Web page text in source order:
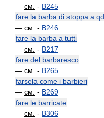
— см. - B245
fare la barba di stoppa a qd
— см. - B246
fare la barba a tutti
— см. - B217
fare del barbaresco
— см. - B265
farsela come i barbieri
— см. - B269
fare le barricate
— см. - B306